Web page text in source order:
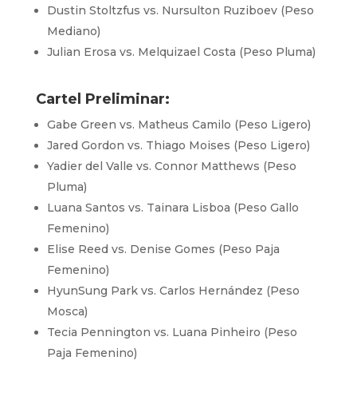
Dustin Stoltzfus vs. Nursulton Ruziboev (Peso
Mediano)
Julian Erosa vs. Melquizael Costa (Peso Pluma)
Cartel Preliminar:
Gabe Green vs. Matheus Camilo (Peso Ligero)
Jared Gordon vs. Thiago Moises (Peso Ligero)
Yadier del Valle vs. Connor Matthews (Peso
Pluma)
Luana Santos vs. Tainara Lisboa (Peso Gallo
Femenino)
Elise Reed vs. Denise Gomes (Peso Paja
Femenino)
HyunSung Park vs. Carlos Hernández (Peso
Mosca)
Tecia Pennington vs. Luana Pinheiro (Peso
Paja Femenino)